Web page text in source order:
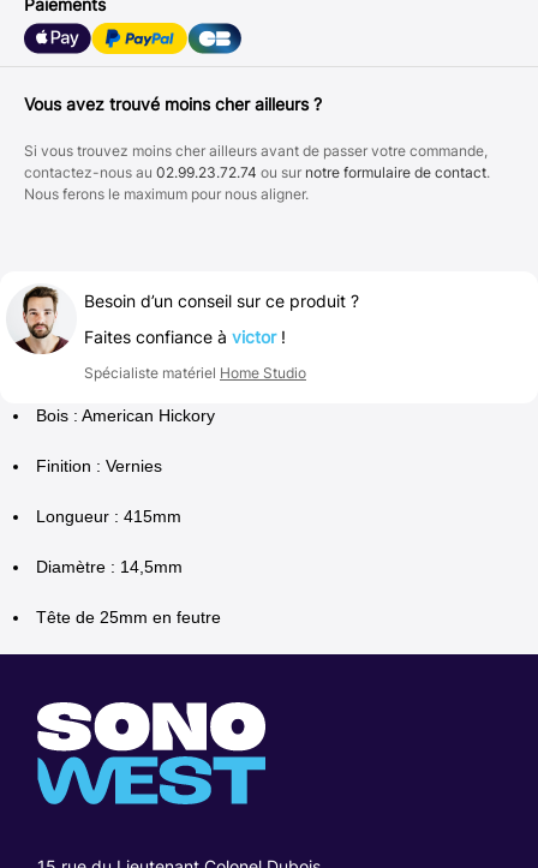
Vous avez trouvé moins cher ailleurs ?
Si vous trouvez moins cher ailleurs avant de passer votre commande,
contactez-nous au 02.99.23.72.74 ou sur notre formulaire de contact.
Nous ferons le maximum pour nous aligner.
Besoin d’un conseil sur ce produit ?
Faites confiance à victor!
Spécialiste matériel Home Studio
Bois : American Hickory
Finition : Vernies
Longueur : 415mm
Diamètre : 14,5mm
Tête de 25mm en feutre